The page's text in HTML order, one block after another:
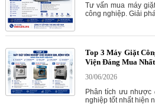
Tư vấn mua máy
công nghiệp. Giải
Top 3 Máy Giặt
Viện Đáng Mua
30/06/2026
Phân tích ưu nhược
nghiệp tốt nhất hiện